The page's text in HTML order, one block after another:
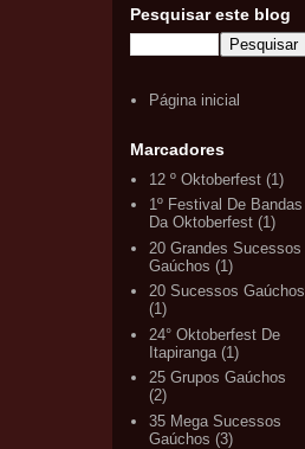
Pesquisar este blog
Página inicial
Marcadores
12 º Oktoberfest (1)
1º Festival De Bandas
Da Oktoberfest (1)
20 Grandes Sucessos
Gaúchos (1)
20 Sucessos Gaúchos
(1)
24° Oktoberfest De
Itapiranga (1)
25 Grupos Gaúchos
(2)
35 Mega Sucessos
Gaúchos (3)